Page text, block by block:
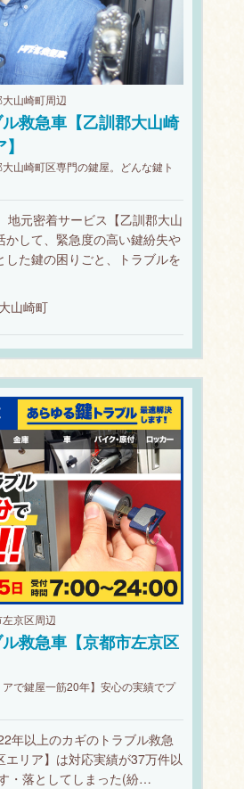
山崎町周辺
救急車【乙訓郡大山崎
大山崎町区専門の鍵屋。どんな鍵ト
地元密着サービス【乙訓郡大山
かして、緊急度の高い鍵紛失や
した鍵の困りごと、トラブルを
山崎町
京区周辺
救急車【京都市左京区
アで鍵屋一筋20年】安心の実績でプ
年以上のカギのトラブル救急
エリア】は対応実績が37万件以
・落としてしまった(紛…